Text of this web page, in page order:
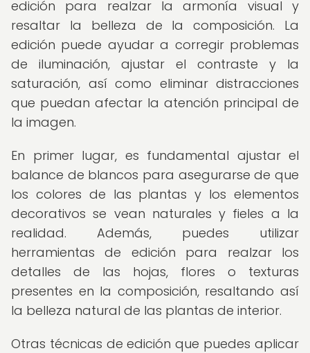
edición para realzar la armonía visual y
resaltar la belleza de la composición. La
edición puede ayudar a corregir problemas
de iluminación, ajustar el contraste y la
saturación, así como eliminar distracciones
que puedan afectar la atención principal de
la imagen.
En primer lugar, es fundamental ajustar el
balance de blancos para asegurarse de que
los colores de las plantas y los elementos
decorativos se vean naturales y fieles a la
realidad. Además, puedes utilizar
herramientas de edición para realzar los
detalles de las hojas, flores o texturas
presentes en la composición, resaltando así
la belleza natural de las plantas de interior.
Otras técnicas de edición que puedes aplicar